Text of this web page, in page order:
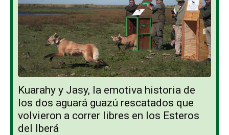
Kuarahy y Jasy, la emotiva historia de
los dos aguará guazú rescatados que
volvieron a correr libres en los Esteros
del Iberá